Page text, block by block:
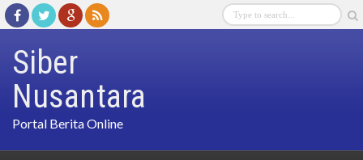
Siber
Nusantara
Portal Berita Online